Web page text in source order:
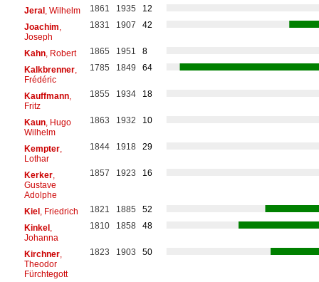
Jeral, Wilhelm 1861 1935
12
Joachim
Joseph
1831 1907 42
Kahn, Robert 1865 1951
8
Kalkbrenner,
Frédéric
1785 1849 64
Kauffmann,
Fritz
1855 1934 18
Kaun, Hugo
Wilhelm
1863 1932 10
Kempter,
Lothar
1844 1918 29
Kerker,
Gustave
Adolphe
1857 1923 16
Kiel, Friedrich 1821 1885
52
Kinkel,
Johanna
1810 1858 48
Kirchner,
Theodor
Fürchtegott
1823 1903 50